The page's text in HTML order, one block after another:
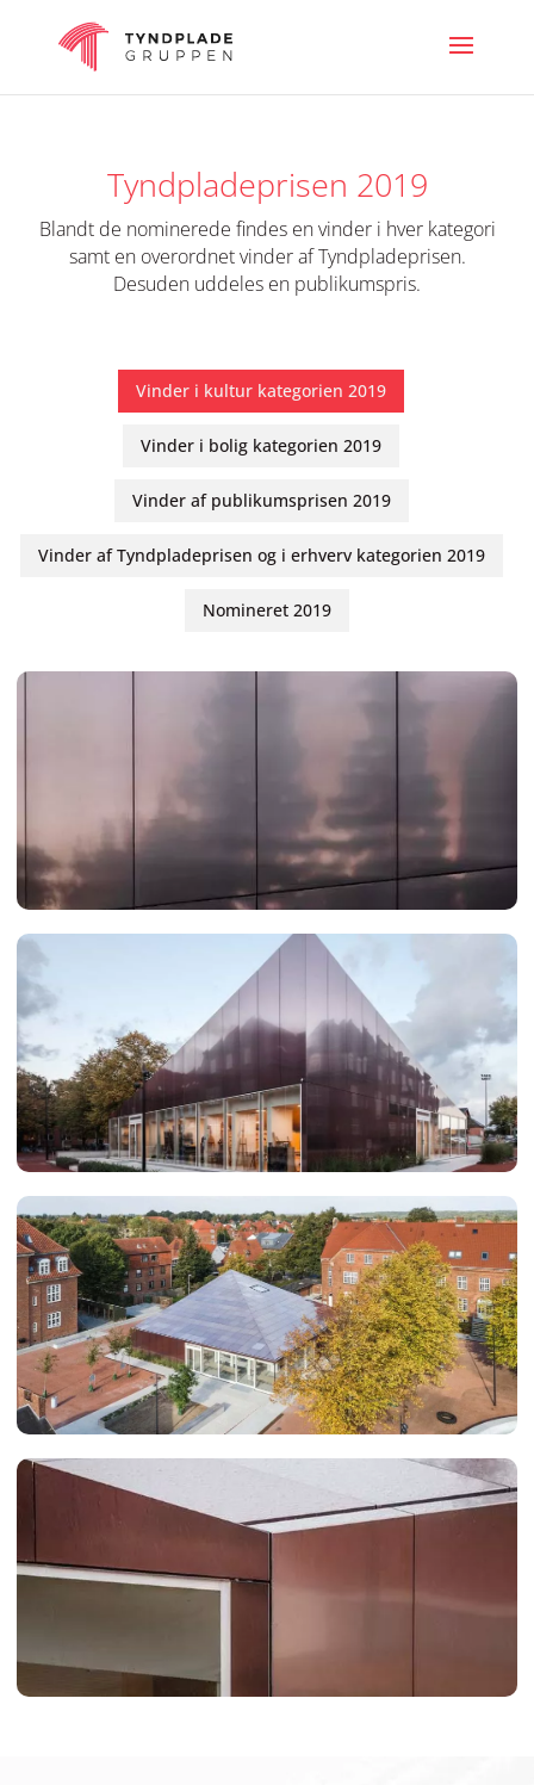
Tyndpladeprisen 2019
Blandt de nominerede findes en vinder i hver kategori
samt en overordnet vinder af Tyndpladeprisen.
Desuden uddeles en publikumspris.
Vinder i kultur kategorien 2019
Vinder i bolig kategorien 2019
Vinder af publikumsprisen 2019
Vinder af Tyndpladeprisen og i erhverv kategorien 2019
Nomineret 2019